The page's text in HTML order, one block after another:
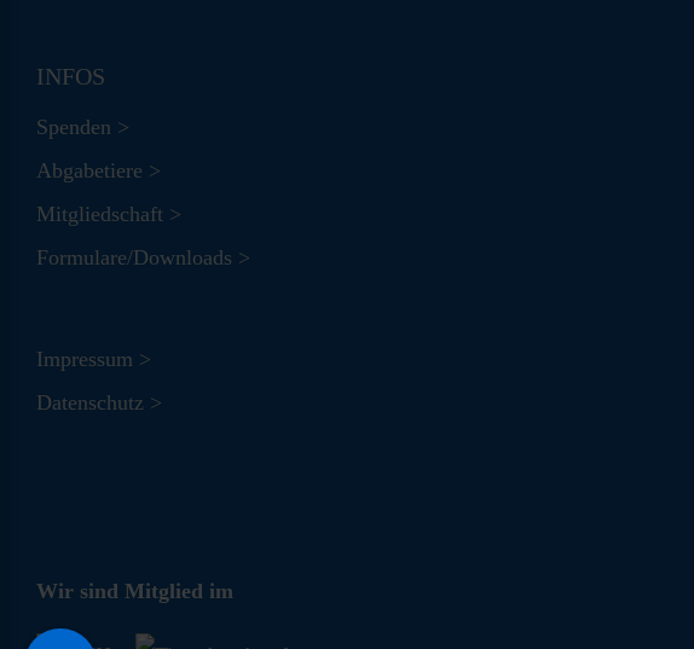
INFOS
Spenden >
Abgabetiere >
Mitgliedschaft >
Formulare/Downloads >
Impressum >
Datenschutz >
Wir sind Mitglied im